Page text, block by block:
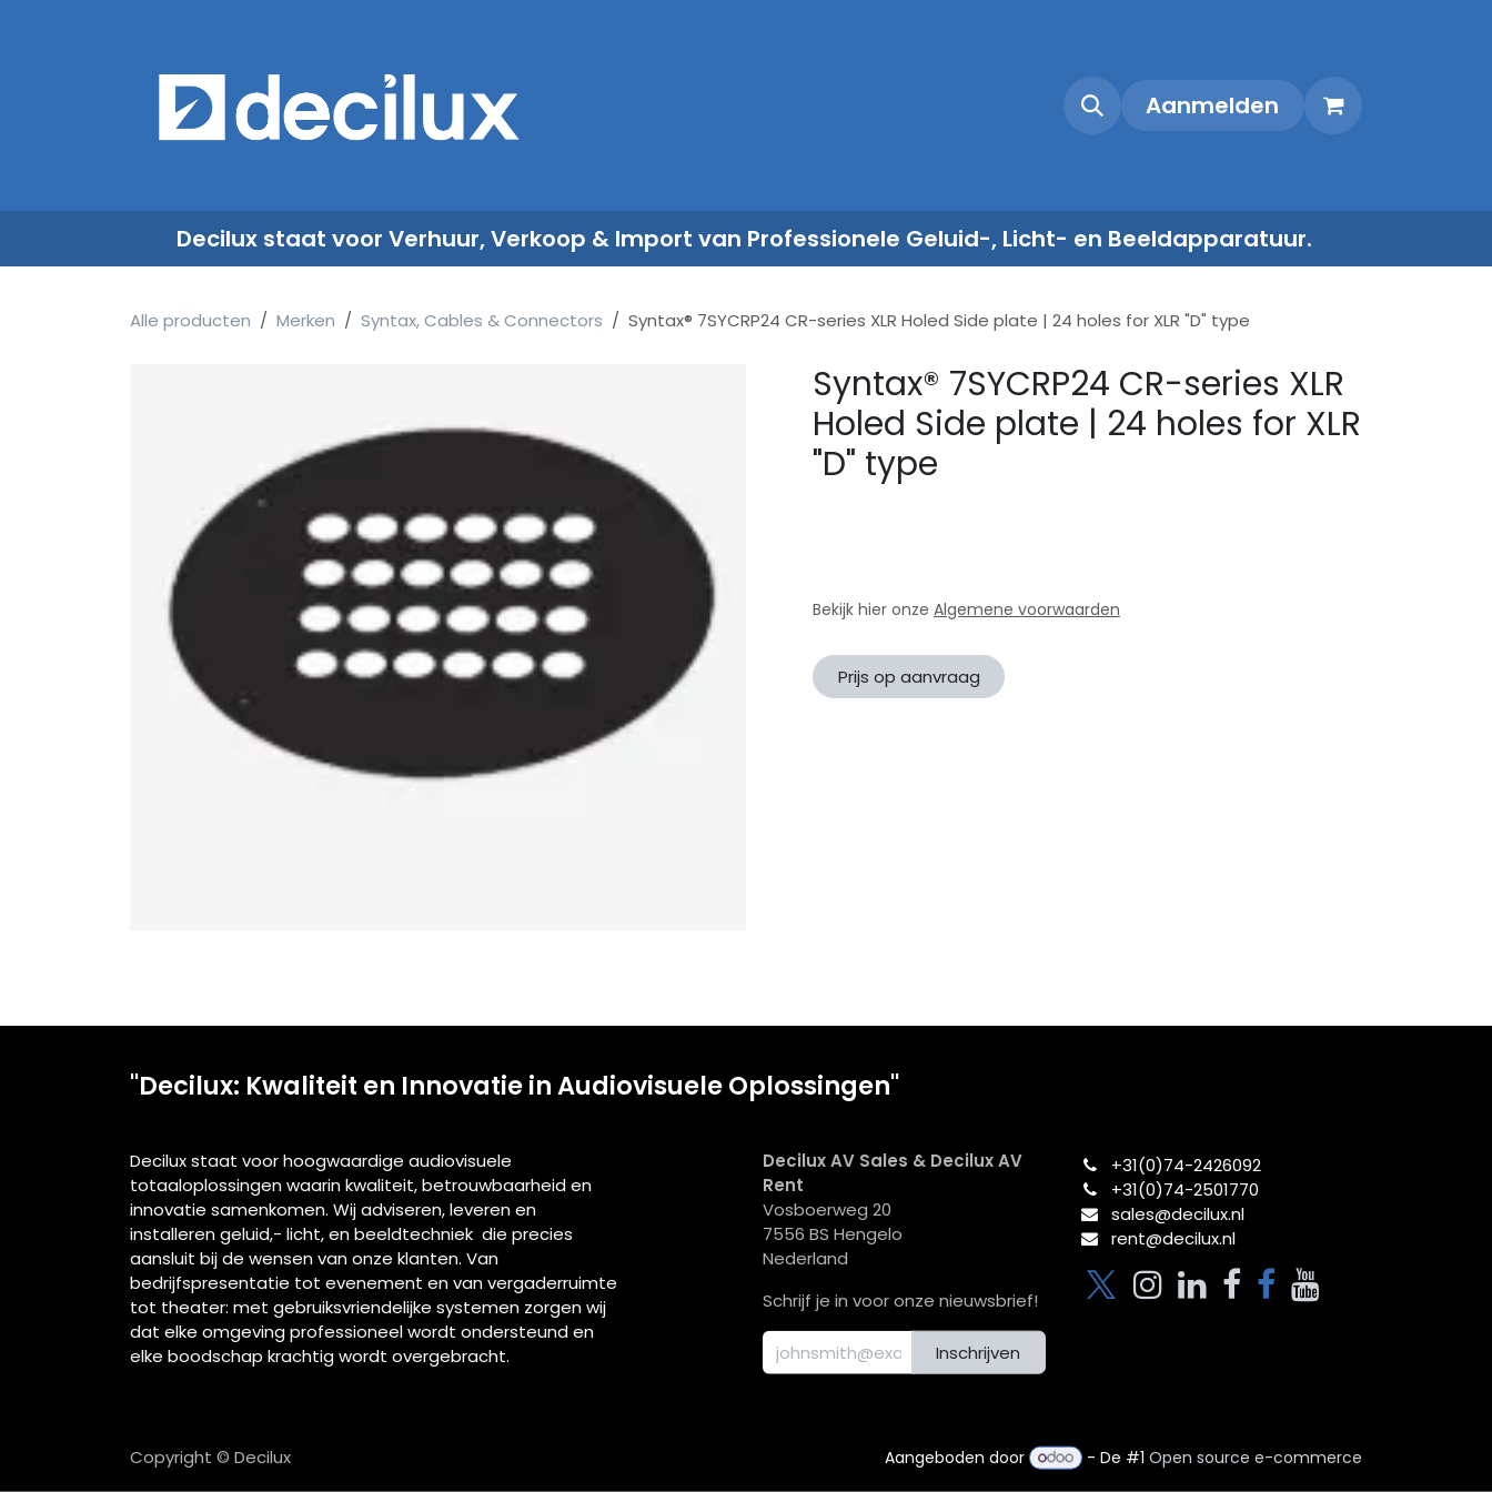
ContactAanmelden
Decilux staat voor Verhuur, Verkoop & Import van Professionele Geluid-, Licht- en Beeldapparatuur.
Alle producten Merken Syntax, Cables & Connectors Syntax® 7SYCRP24 CR-series XLR Holed Side plate | 24 holes for XLR "D" type
Syntax® 7SYCRP24 CR-series XLR
Holed Side plate | 24 holes for XLR
"D" type
Bekijk hier onze Algemene voorwaarden
Prijs op aanvraag
"Decilux: Kwaliteit en Innovatie in Audiovisuele Oplossingen"
Decilux staat voor hoogwaardige audiovisuele
totaaloplossingen waarin kwaliteit, betrouwbaarheid en
innovatie samenkomen. Wij adviseren, leveren en
installeren geluid,- licht, en beeldtechniek die precies
aansluit bij de wensen van onze klanten. Van
bedrijfspresentatie tot evenement en van vergaderruimte
tot theater: met gebruiksvriendelijke systemen zorgen wij
dat elke omgeving professioneel wordt ondersteund en
elke boodschap krachtig wordt overgebracht.
Decilux AV Sales & Decilux AV
Rent
Vosboerweg 20
7556 BS Hengelo
Nederland
Schrijf je in voor onze nieuwsbrief!
Inschrijven
+31(0)74-2426092​
+31(0)74-2501770
sales@decilux.nl
rent@decilux.nl
Copyright © Decilux Aangeboden door - De #1 Open source e-commerce